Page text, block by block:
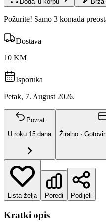
Dodaj u korpu Brza
Požurite! Samo 3 komada
Dostava
10 KM
Isporuka
Petak, 7. August 2026.
Povrat
U roku 15 dana
Žiralno ·
Lista želja Poredi Podijeli
Kratki opis